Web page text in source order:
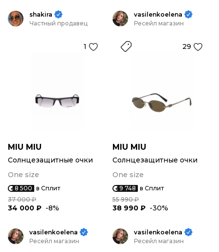
shakira
Частный продавец
1
MIU MIU
Солнцезащитные очки
One size
8 500 в Сплит
37 000 ₽
34 000 ₽ -8%
vasilenkoelena
Ресейл магазин
29
MIU MIU
Солнцезащитные очки
One size
9 748 в Сплит
55 990 ₽
38 990 ₽ -30%
vasilenkoelena
Ресейл магазин
vasilenkoelena
Ресейл магазин